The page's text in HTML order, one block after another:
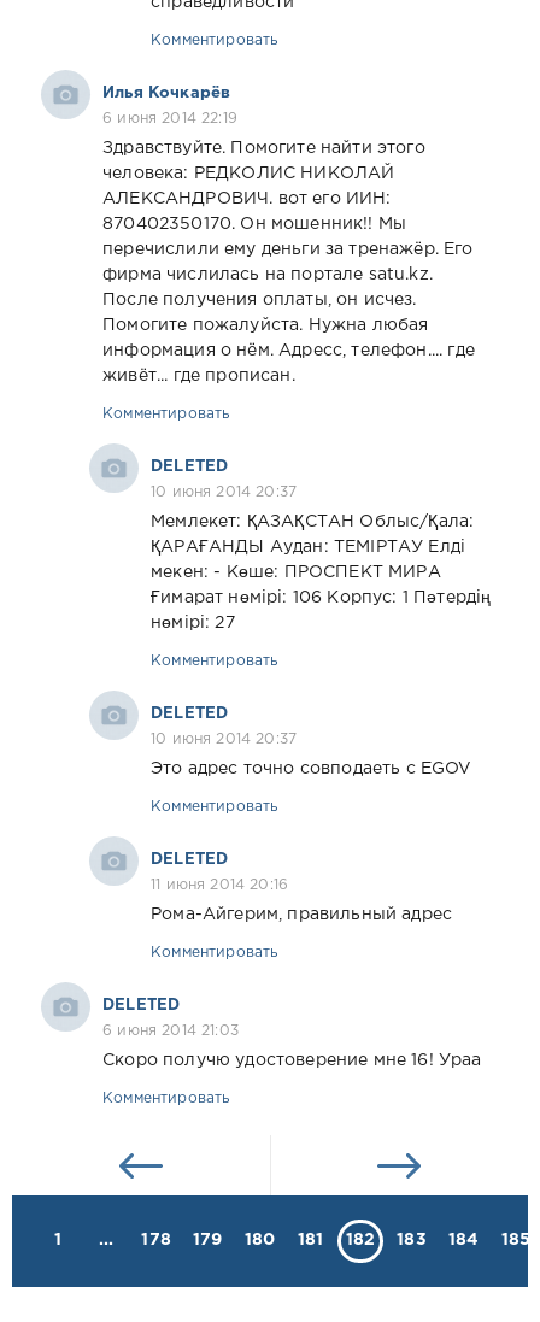
Комментировать
Илья Кочкарёв
6 июня 2014 22:19
Здравствуйте. Помогите найти этого
человека: РЕДКОЛИС НИКОЛАЙ
АЛЕКСАНДРОВИЧ. вот его ИИН:
870402350170. Он мошенник!! Мы
перечислили ему деньги за тренажёр. Его
фирма числилась на портале satu.kz.
После получения оплаты, он исчез.
Помогите пожалуйста. Нужна любая
информация о нём. Адресс, телефон.... где
живёт... где прописан.
Комментировать
DELETED
10 июня 2014 20:37
Мемлекет: ҚАЗАҚСТАН Облыс/Қала:
ҚАРАҒАНДЫ Аудан: ТЕМІРТАУ Елді
мекен: - Көше: ПРОСПЕКТ МИРА
Ғимарат нөмірі: 106 Корпус: 1 Пәтердің
нөмірі: 27
Комментировать
DELETED
10 июня 2014 20:37
Это адрес точно совподаеть с EGOV
Комментировать
DELETED
11 июня 2014 20:16
Рома-Айгерим, правильный адрес
Комментировать
DELETED
6 июня 2014 21:03
Скоро получю удостоверение мне 16! Ураа
Комментировать
1 ... 178 179 180 181 182 183 184 185